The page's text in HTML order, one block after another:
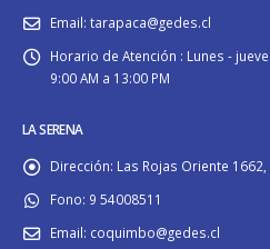
Email: tarapaca@gedes.cl
Horario de Atención : Lunes -
9:00 AM a 13:00 PM
LA SERENA
Dirección: Las Rojas Oriente 1662,
Fono: 9 54008511
Email: coquimbo@gedes.cl